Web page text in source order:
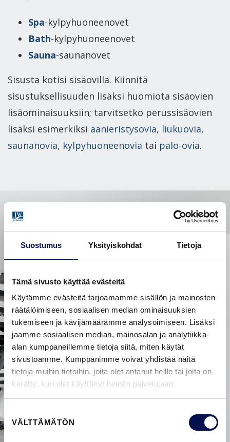
Suostumus Yksityiskohdat Tietoja
Tämä sivusto käyttää evästeitä
Käytämme evästeitä tarjoamamme sisällön ja mainosten
räätälöimiseen, sosiaalisen median ominaisuuksien
tukemiseen ja kävijämäärämme analysoimiseen. Lisäksi
jaamme sosiaalisen median, mainosalan ja analytiikka-
alan kumppaneillemme tietoja siitä, miten käytät
sivustoamme. Kumppanimme voivat yhdistää näitä
tietoja muihin tietoihin, joita olet antanut heille tai joita on
kerätty, kun olet käyttänyt heidän palvelujaan.
valinta
VÄLTTÄMÄTÖN
Spa-kylpyhuoneenovet
Bath-kylpyhuoneenovet
Sauna-saunanovet
Sisusta kotisi sisäovilla. Kiinnitä
sisustuksellisuuden lisäksi huomiota sisäovien
lisäominaisuuksiin; tarvitsetko perussisäovien
lisäksi esimerkiksi äänieristysovia, liukuovia,
saunanovia, kylpyhuoneenovia tai palo-ovia.